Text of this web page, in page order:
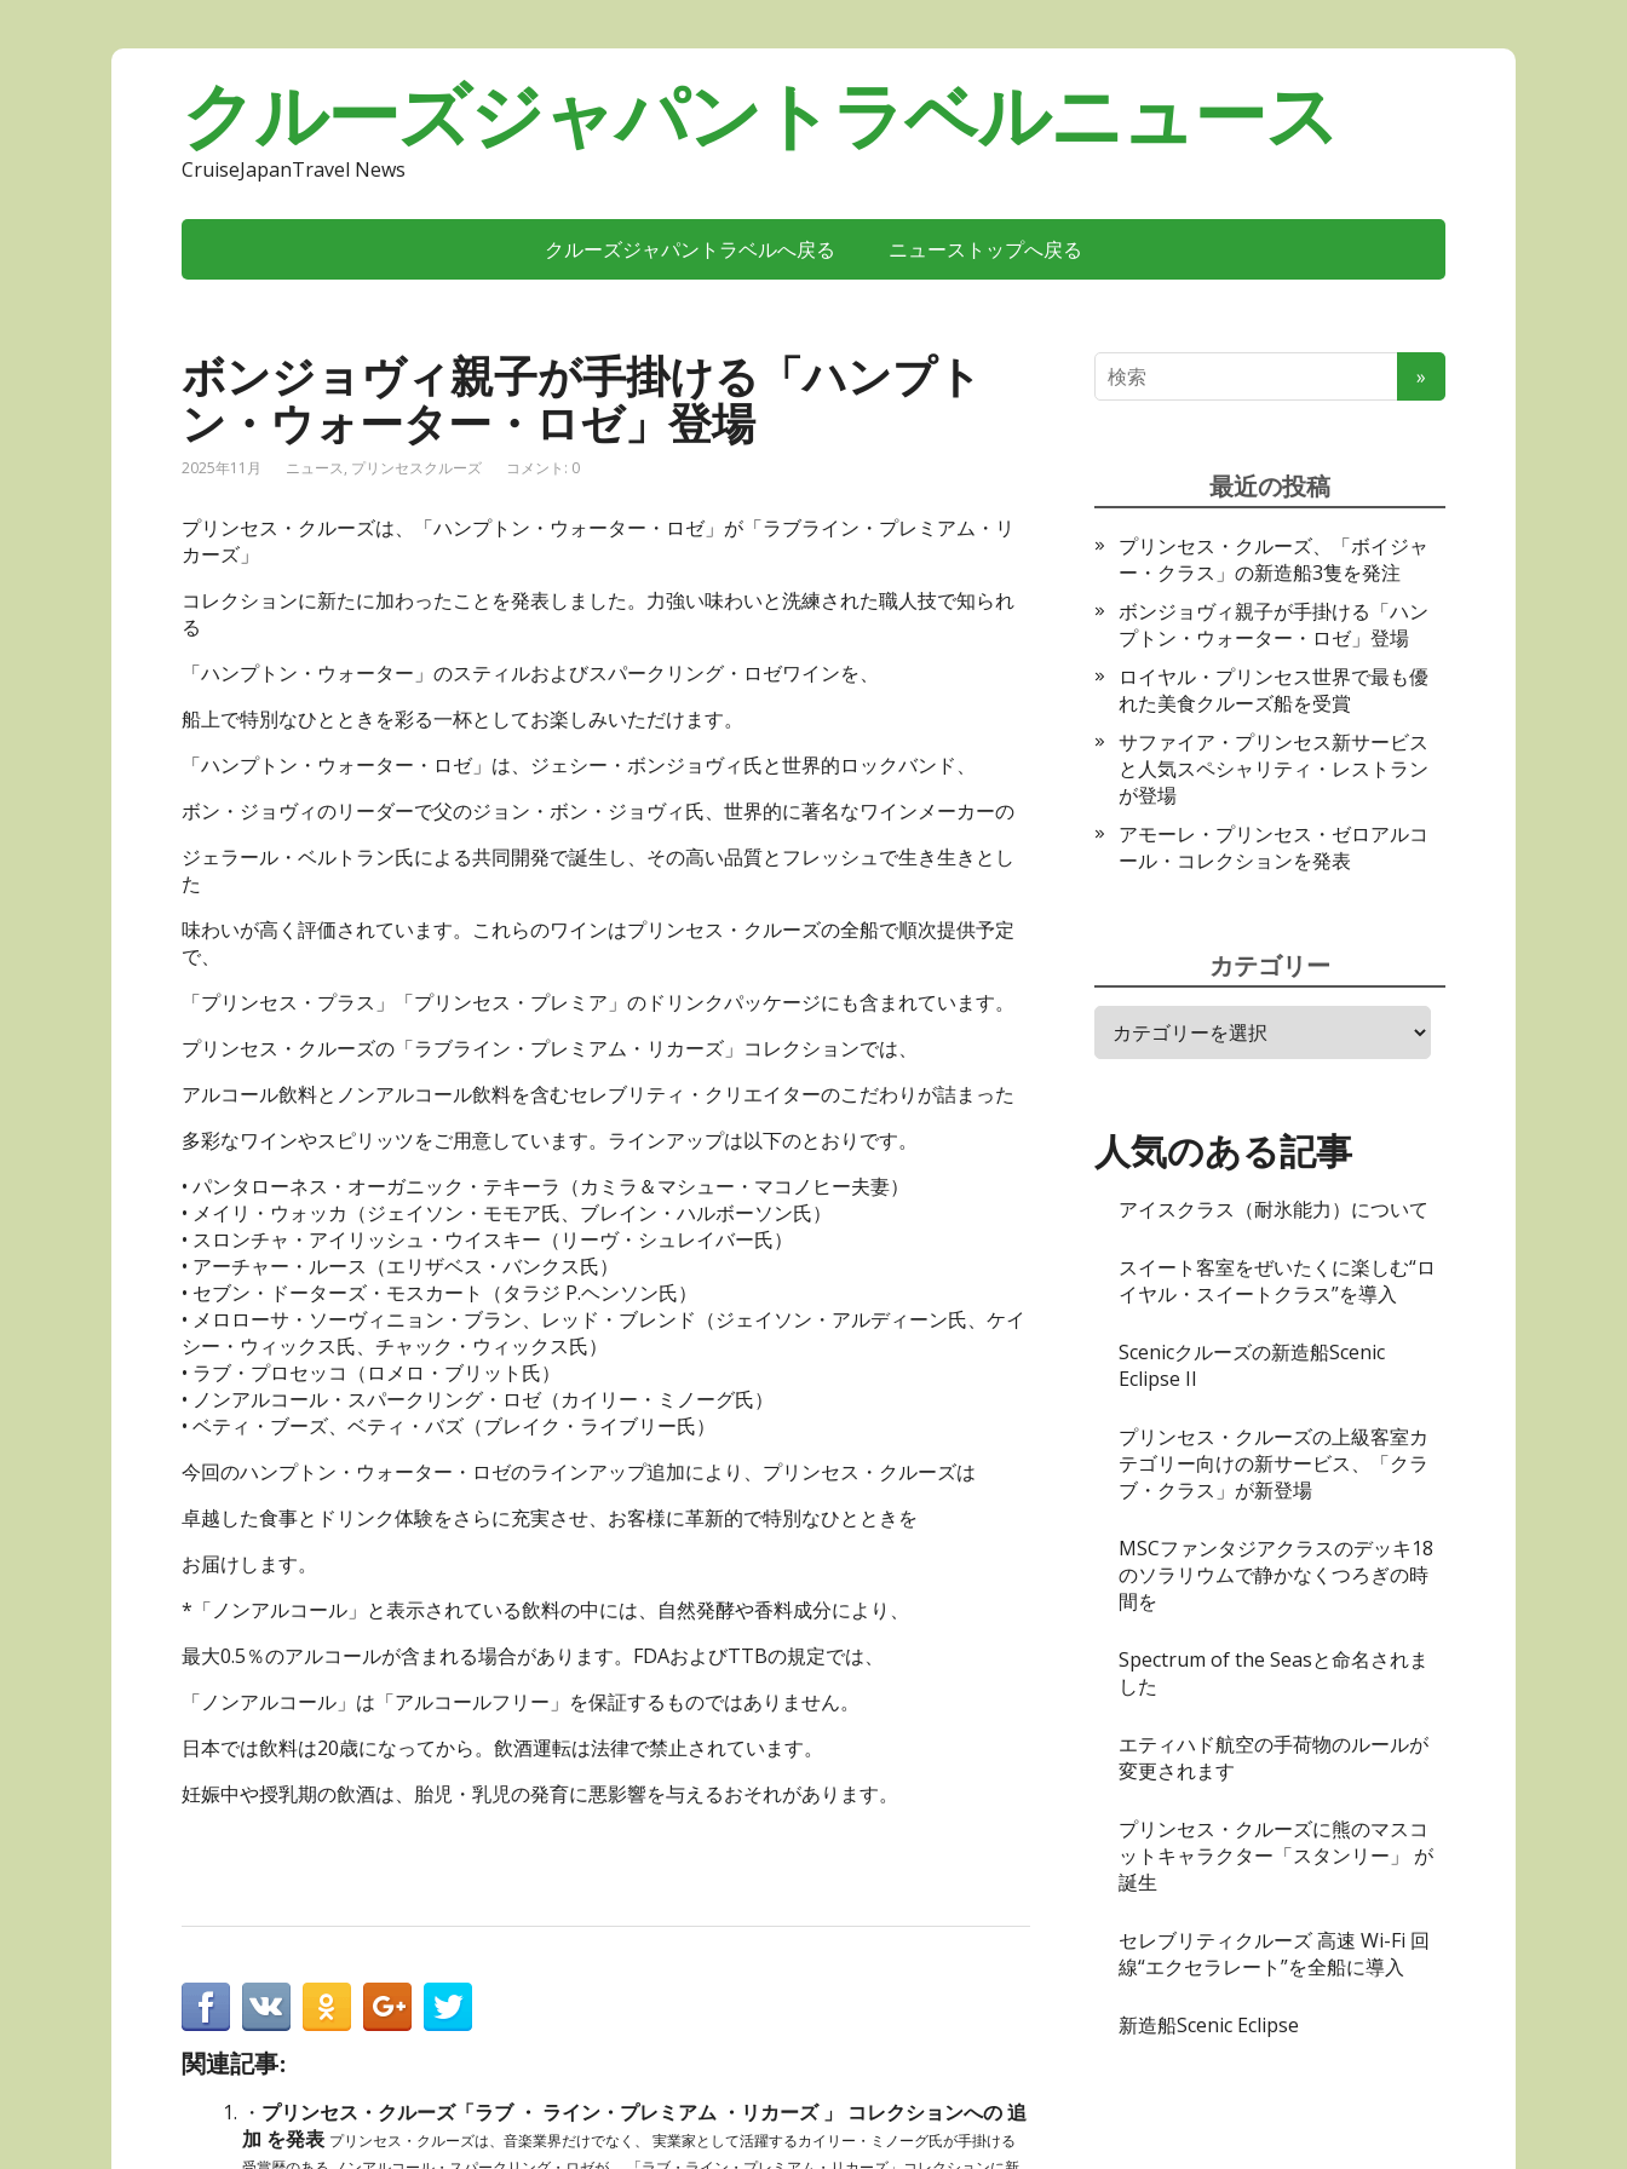
クルーズジャパントラベルニュース
CruiseJapanTravel News
クルーズジャパントラベルへ戻る ニューストップへ戻る
ボンジョヴィ親子が手掛ける「ハンプト
ン・ウォーター・ロゼ」登場
2025年11月 ニュース, プリンセスクルーズ コメント: 0
プリンセス・クルーズは、「ハンプトン・ウォーター・ロゼ」が「ラブライン・プレミアム・リ
カーズ」
コレクションに新たに加わったことを発表しました。力強い味わいと洗練された職人技で知られ
る
「ハンプトン・ウォーター」のスティルおよびスパークリング・ロゼワインを、
船上で特別なひとときを彩る一杯としてお楽しみいただけます。
「ハンプトン・ウォーター・ロゼ」は、ジェシー・ボンジョヴィ氏と世界的ロックバンド、
ボン・ジョヴィのリーダーで父のジョン・ボン・ジョヴィ氏、世界的に著名なワインメーカーの
ジェラール・ベルトラン氏による共同開発で誕生し、その高い品質とフレッシュで生き生きとし
た
味わいが高く評価されています。これらのワインはプリンセス・クルーズの全船で順次提供予定
で、
「プリンセス・プラス」「プリンセス・プレミア」のドリンクパッケージにも含まれています。
プリンセス・クルーズの「ラブライン・プレミアム・リカーズ」コレクションでは、
アルコール飲料とノンアルコール飲料を含むセレブリティ・クリエイターのこだわりが詰まった
多彩なワインやスピリッツをご用意しています。ラインアップは以下のとおりです。
• パンタローネス・オーガニック・テキーラ（カミラ＆マシュー・マコノヒー夫妻）
• メイリ・ウォッカ（ジェイソン・モモア氏、ブレイン・ハルボーソン氏）
• スロンチャ・アイリッシュ・ウイスキー（リーヴ・シュレイバー氏）
• アーチャー・ルース（エリザベス・バンクス氏）
• セブン・ドーターズ・モスカート（タラジ P.ヘンソン氏）
• メロローサ・ソーヴィニョン・ブラン、レッド・ブレンド（ジェイソン・アルディーン氏、ケイ
シー・ウィックス氏、チャック・ウィックス氏）
• ラブ・プロセッコ（ロメロ・ブリット氏）
• ノンアルコール・スパークリング・ロゼ（カイリー・ミノーグ氏）
• ベティ・ブーズ、ベティ・バズ（ブレイク・ライブリー氏）
今回のハンプトン・ウォーター・ロゼのラインアップ追加により、プリンセス・クルーズは
卓越した食事とドリンク体験をさらに充実させ、お客様に革新的で特別なひとときを
お届けします。
*「ノンアルコール」と表示されている飲料の中には、自然発酵や香料成分により、
最大0.5％のアルコールが含まれる場合があります。FDAおよびTTBの規定では、
「ノンアルコール」は「アルコールフリー」を保証するものではありません。
日本では飲料は20歳になってから。飲酒運転は法律で禁止されています。
妊娠中や授乳期の飲酒は、胎児・乳児の発育に悪影響を与えるおそれがあります。
関連記事:
・ プリンセス・クルーズ「ラブ ・ ライン・プレミアム ・リカーズ 」 コレクションへの 追
加 を発表 プリンセス・クルーズは、音楽業界だけでなく、 実業家として活躍するカイリー・ミノーグ氏が手掛ける
最近の投稿
プリンセス・クルーズ、「ボイジャ
ー・クラス」の新造船3隻を発注
ボンジョヴィ親子が手掛ける「ハン
プトン・ウォーター・ロゼ」登場
ロイヤル・プリンセス世界で最も優
れた美食クルーズ船を受賞
サファイア・プリンセス新サービス
と人気スペシャリティ・レストラン
が登場
アモーレ・プリンセス・ゼロアルコ
ール・コレクションを発表
カテゴリー
カ
人気のある記事
アイスクラス（耐氷能力）について
スイート客室をぜいたくに楽しむ“ロ
イヤル・スイートクラス”を導入
Scenicクルーズの新造船Scenic
Eclipse II
プリンセス・クルーズの上級客室カ
テゴリー向けの新サービス、「クラ
ブ・クラス」が新登場
MSCファンタジアクラスのデッキ18
のソラリウムで静かなくつろぎの時
間を
Spectrum of the Seasと命名されま
した
エティハド航空の手荷物のルールが
変更されます
プリンセス・クルーズに熊のマスコ
ットキャラクター「スタンリー」 が
誕生
セレブリティクルーズ 高速 Wi-Fi 回
線“エクセラレート”を全船に導入
新造船Scenic Eclipse